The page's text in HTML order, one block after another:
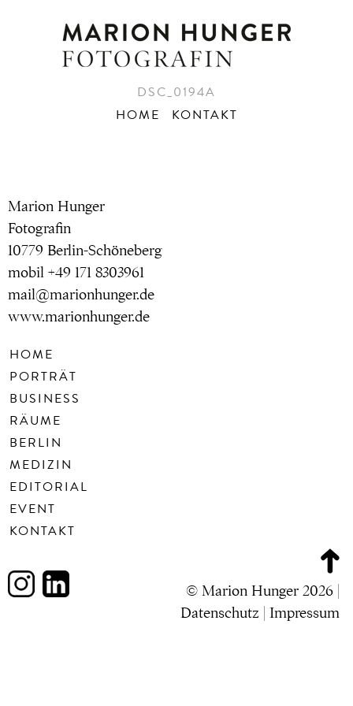
DSC_0194A
HOME
KONTAKT
Marion Hunger
Fotografin
10779 Berlin-Schöneberg
mobil +49 171 8303961
mail@marionhunger.de
www.marionhunger.de
HOME
PORTRÄT
BUSINESS
RÄUME
BERLIN
MEDIZIN
EDITORIAL
EVENT
KONTAKT
© Marion Hunger 2026 |
Datenschutz Impressum